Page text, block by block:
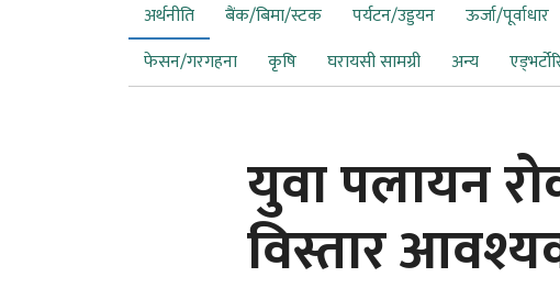
अर्थनीति बैंक/बिमा/स्टक पर्यटन/उड्डयन ऊर्जा/पूर्वाधार
फेसन/गरगहना
कृषि घरायसी सामग्री अन्य
युवा पलायन
विस्तार